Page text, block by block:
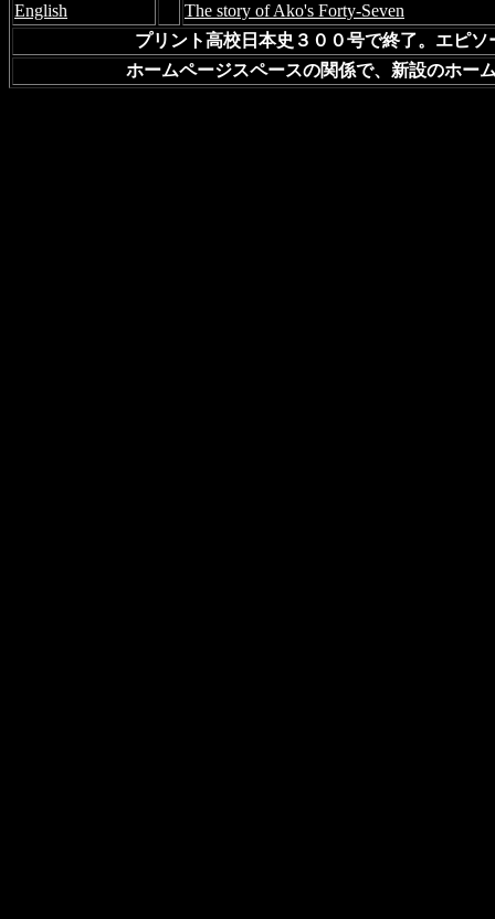
English
The story of Ako's Forty-Seven
プリント高校日本史３００号で終了。エピ
ホームページスペースの関係で、新設のホー